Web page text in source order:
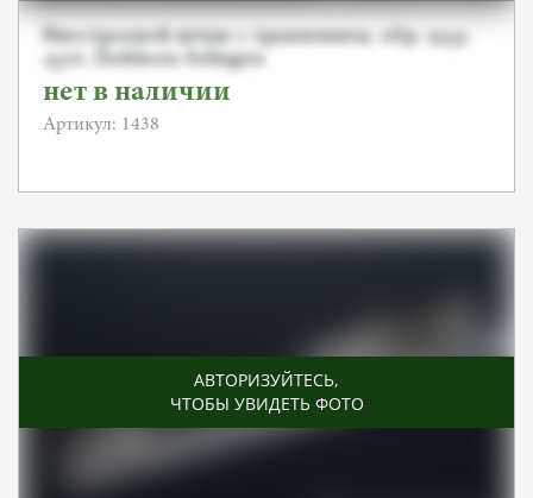
Внестроевой штык с травлением, обр. 1933-
45гг, Eickhorn Solingen
нет в наличии
Артикул: 1438
АВТОРИЗУЙТЕСЬ,
ЧТОБЫ УВИДЕТЬ ФОТО